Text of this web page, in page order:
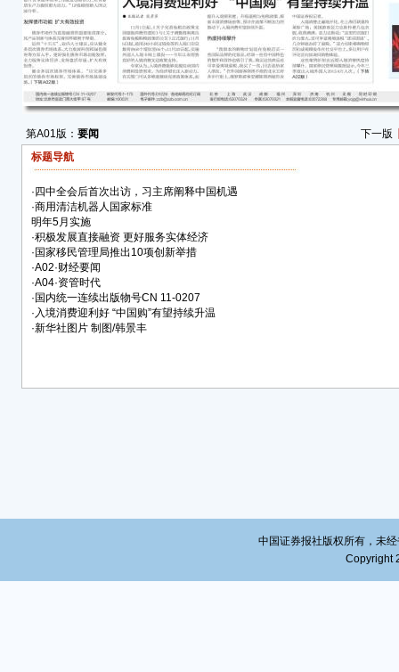
第A01版： 要闻
下一版
标题导航
· 四中全会后首次出访，习主席阐释中国机遇
·商用清洁机器人国家标准
明年5月实施
·积极发展直接融资 更好服务实体经济
· 国家移民管理局推出10项创新举措
·A02·财经要闻
·A04·资管时代
· 国内统一连续出版物号CN 11-0207
· 入境消费迎利好 “中国购”有望持续升温
·新华社图片 制图/韩景丰
口岸
港澳
入境
国家
家移
神，
家移
力促
中国证券报社版权所有，未
Copyright